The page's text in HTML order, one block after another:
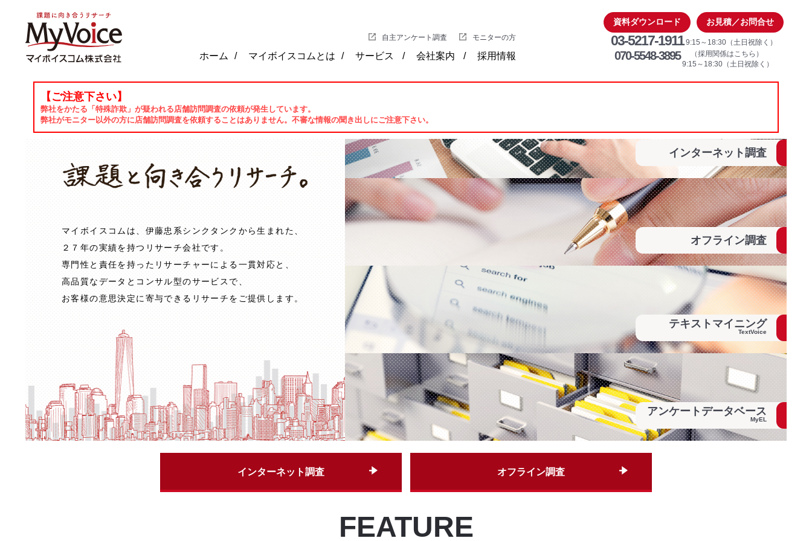
自主アンケート調査 モニターの方
ホーム マイボイスコムとは サービス 会社案内 採用情報
資料ダウンロード お見積／お問合せ
03-5217-19119:15～18:30（土日祝除く）
070-5548-3895
（採用関係はこちら）
9:15～18:30（土日祝除く）
【ご注意下さい】
弊社をかたる「特殊詐欺」が疑われる店舗訪問調査の依頼が発生しています。
弊社がモニター以外の方に店舗訪問調査を依頼することはありません。不審な情報の聞き出しにご注意下さい。
マイボイスコムは、伊藤忠系シンクタンクから生まれた、
２７年の実績を持つリサーチ会社です。
専門性と責任を持ったリサーチャーによる一貫対応と、
高品質なデータとコンサル型のサービスで、
お客様の意思決定に寄与できるリサーチをご提供します。
インターネット調査
オフライン調査
テキストマイニング
TextVoice
アンケートデータベース
MyEL
インターネット調査 オフライン調査
FEATURE